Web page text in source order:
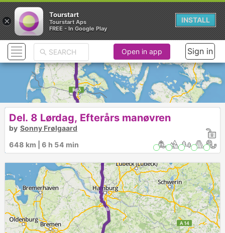
► ►
► ►
►
Open in app Sign in
Del. 8 Lørdag, Efterårs manøvren
by Sonny Frølgaard
648 km | 6 h 54 min
×
Tourstart
Tourstart Aps
FREE - In Google Play
INSTALL